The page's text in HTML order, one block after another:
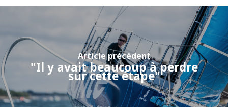
Article précédent
"Il y avait beaucoup à perdre
sur cette étape"